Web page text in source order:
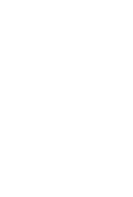
Estos son los
Otro incendio en